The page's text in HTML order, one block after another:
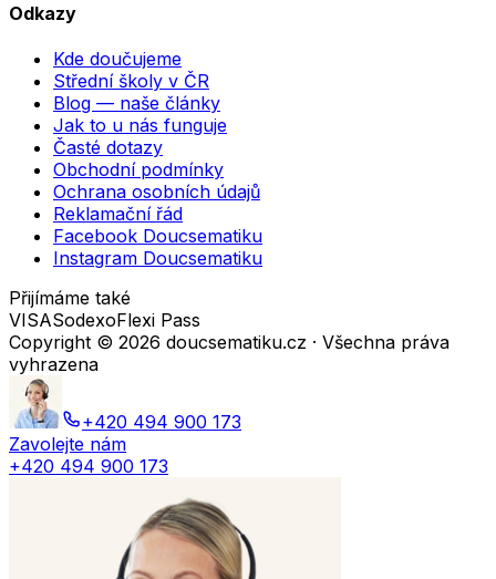
Odkazy
Kde doučujeme
Střední školy v ČR
Blog — naše články
Jak to u nás funguje
Časté dotazy
Obchodní podmínky
Ochrana osobních údajů
Reklamační řád
Facebook Doucsematiku
Instagram Doucsematiku
Přijímáme také
VISASodexoFlexi Pass
Copyright © 2026 doucsematiku.cz · Všechna práva
vyhrazena
+420 494 900 173
Zavolejte nám
+420 494 900 173